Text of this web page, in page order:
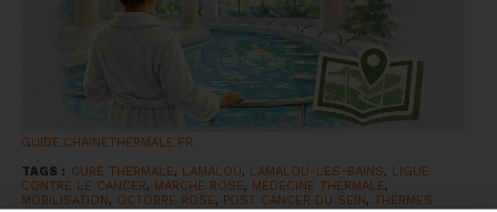
GUIDE.CHAINETHERMALE.FR
TAGS : CURE THERMALE, LAMALOU, LAMALOU-LES-BAINS, LIGUE
CONTRE LE CANCER, MARCHE ROSE, MEDECINE THERMALE,
MOBILISATION, OCTOBRE ROSE, POST CANCER DU SEIN, THERMES